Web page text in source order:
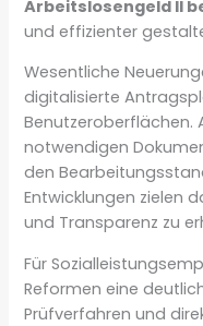
Arbeitslosengeld II
und effizienter
Wesentliche
digitalisierte
Benutzeroberflächen.
notwendigen
den
Entwicklungen zielen
und Transparenz zu
Für
Reformen eine
Prüfverfahren und